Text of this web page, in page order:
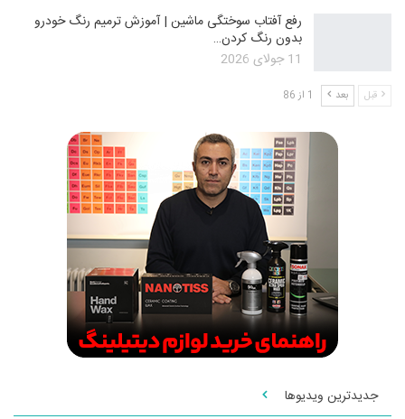
رفع آفتاب سوختگی ماشین | آموزش ترمیم رنگ خودرو
بدون رنگ کردن…
11 جولای 2026
قبل بعد 1 از 86
جدیدترین ویدیوها